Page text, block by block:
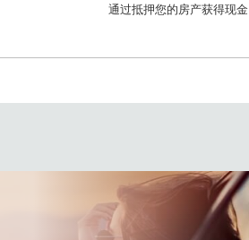
通过抵押您的房产获得现金